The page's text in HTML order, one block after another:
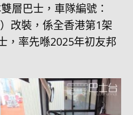
層巴士，車隊編號：
改裝，係全香港第1架
，率先喺2025年初友邦